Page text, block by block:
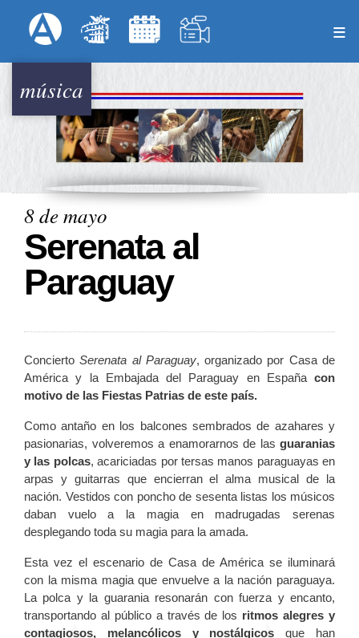
al
Menú Superior
música
8 de mayo
Serenata al
Paraguay
ConciertoSerenata al Paraguay, organizado por Casa de
América y la Embajada del Paraguay en España con
motivo de las Fiestas Patrias de este país.
Como antaño en los balcones sembrados de azahares y
pasionarias, volveremos a enamorarnos de las guaranias
y las polcas, acariciadas por tersas manos paraguayas en
arpas y guitarras que encierran el alma musical de la
nación. Vestidos con poncho de sesenta listas los músicos
daban vuelo a la magia en madrugadas serenas
desplegando toda su magia para la amada.
Esta vez el escenario de Casa de América se iluminará
con la misma magia que envuelve a la nación paraguaya.
La polca y la guarania resonarán con fuerza y encanto,
transportando al público a través de los ritmos alegres y
contagiosos, melancólicos y nostálgicos que han